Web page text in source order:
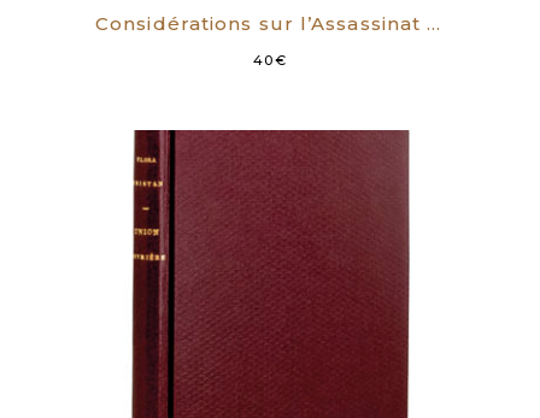
Considérations sur l’Assassinat de Gérard Lebovici.
40€